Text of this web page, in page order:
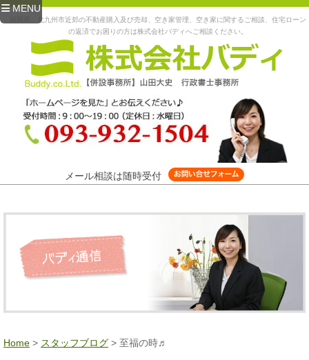
MENU
福岡県、北九州市近郊の不動産購入及び売却、空き家管理、空き家に関するご相談、住宅ローン
の返済でお困りの方は株式会社バディへご相談ください。
メール相談は随時受付
Home > スタッフブログ > 至福の時♬